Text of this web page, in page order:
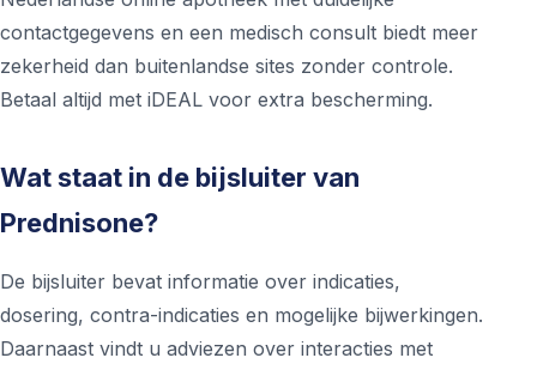
contactgegevens en een medisch consult biedt meer
zekerheid dan buitenlandse sites zonder controle.
Betaal altijd met iDEAL voor extra bescherming.
Wat staat in de bijsluiter van
Prednisone?
De bijsluiter bevat informatie over indicaties,
dosering, contra-indicaties en mogelijke bijwerkingen.
Daarnaast vindt u adviezen over interacties met